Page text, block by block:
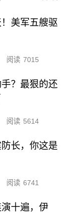
！美军五艘驱
阅读 7015
？最狠的还
阅读 5614
长，你这是
阅读 6741
十遍，伊